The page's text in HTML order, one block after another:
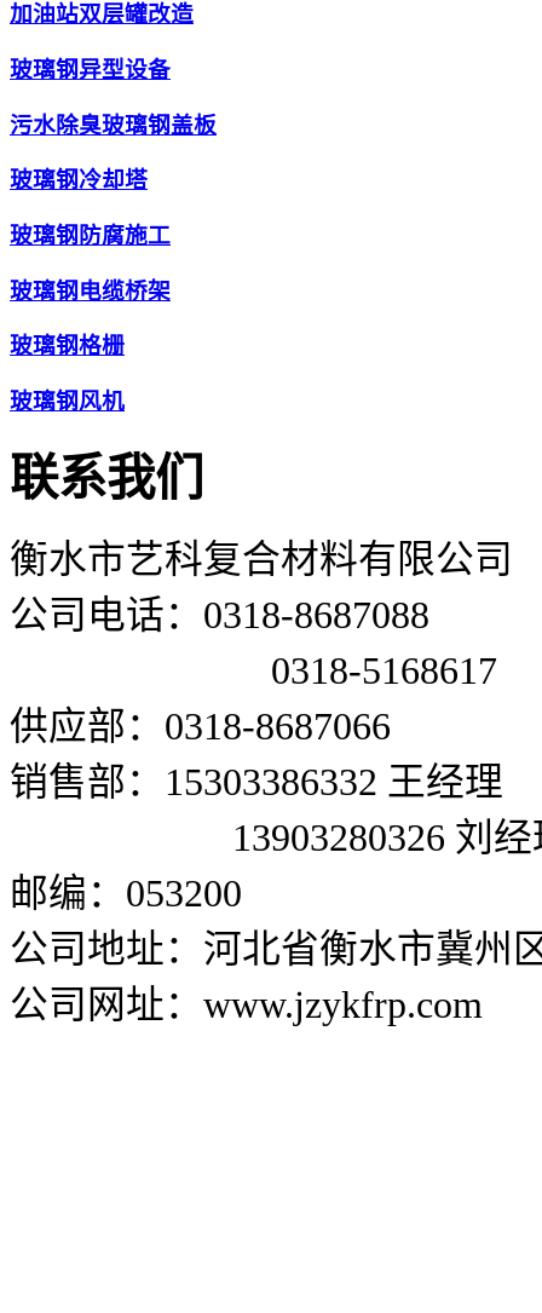
加油站双层罐改造
玻璃钢异型设备
污水除臭玻璃钢盖板
玻璃钢冷却塔
玻璃钢防腐施工
玻璃钢电缆桥架
玻璃钢格栅
玻璃钢风机
联系我们
衡水市艺科复合材料有限公司
公司电话：0318-8687088
0318-5168617
供应部：0318-8687066
销售部：15303386332 王经理
13903280326 刘经
邮编：053200
公司地址：河北省衡水市冀州
公司网址：www.jzykfrp.com